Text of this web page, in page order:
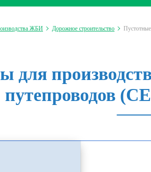
ЖБИ Дорожное строительство
путепроводов